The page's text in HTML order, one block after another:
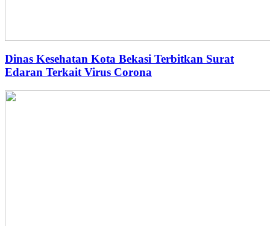
Dinas Kesehatan Kota Bekasi Terbitkan Surat
Edaran Terkait Virus Corona